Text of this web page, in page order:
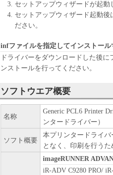
NEITHER CANON, CANON'S
DISTRIBUTORS, OR DEALERS
PROVIDING YOU WITH ANY
SOFTWARE HEREUNDER.
7. DISCLAIMER OF
[NO WARRANTY] THE
WARRANTY OF ANY KIND,
BUT NOT LIMITED TO THE
AND FITNESS FOR A
QUALITY AND PERFORMANCE
THE SOFTWARE PROVE
ALL NECESSARY SERVICING,
LEGAL JURISDICTIONS DO
WARRANTIES, SO THE ABOVE
セットアップウィザードが起動
セットアップウィザード起動後
ださい。
infファイルを指定してインストール
ドライバーをダウンロードした後
ンストールを行ってください。
ソフトウエア概要
名称
Generic PCL6 Printer
ンタードライバー）
ソフト概要
本プリンタードライ
となく、印刷を行うた
imageRUNNER
iR-ADV C9280 PRO/